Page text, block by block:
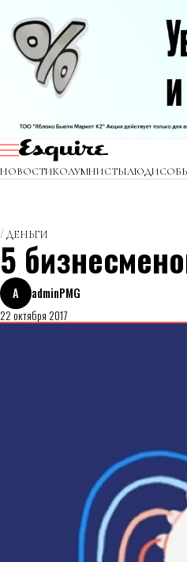
НОВОСТИКОЛУМНИСТЫЛЮДИ
ДЕНЬГИ
5
A
adminPMG
22 октября 2017